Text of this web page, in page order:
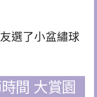
選了小盆繡球
間 大賞園